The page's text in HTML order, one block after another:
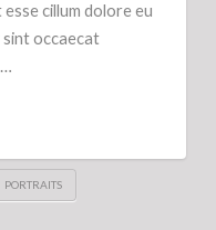
cillum dolore eu
occaecat
PORTRAITS